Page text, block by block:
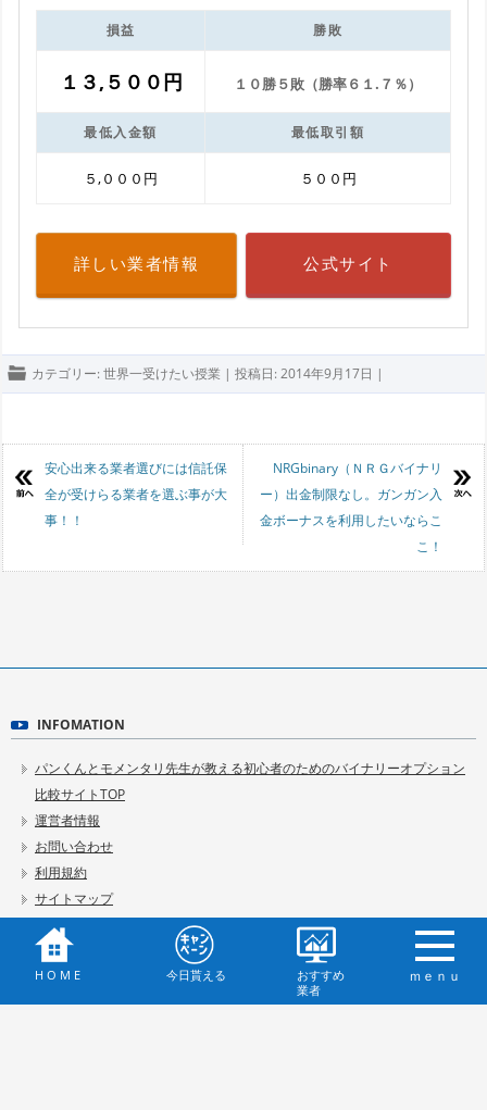
H O M E 今日貰える
おすすめ
業者
ｍｅｎｕ
損益 勝敗
１３,５００円 １０勝５敗（勝率６１.７％）
最低入金額 最低取引額
５,０００円 ５００円
詳しい業者情報 公式サイト
カテゴリー: 世界一受けたい授業 | 投稿日: 2014年9月17日 |
投稿ナビゲーション
安心出来る業者選びには信託保
全が受けらる業者を選ぶ事が大
事！！
NRGbinary（ＮＲＧバイナリ
ー）出金制限なし。ガンガン入
金ボーナスを利用したいならこ
こ！
INFOMATION
パンくんとモメンタリ先生が教える初心者のためのバイナリーオプション
比較サイトTOP
運営者情報
お問い合わせ
利用規約
サイトマップ
category
海外バイナリー業者比較